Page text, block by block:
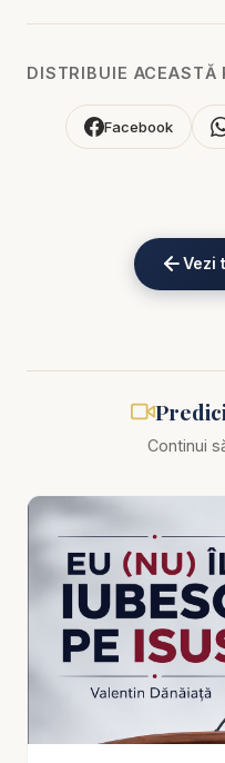
Mulțumim din inimă
eKV82sp3xNBFw/join
Pastor Valentin
predici creștine
doar ca să ne
„Nu mai avem timp!”
pentru efect, ci o
mai mult asupra
obișnuiește,
lucrurile esențiale
predică puternică și
Dănăiață transmite un
speranță: nu mai
DISTRIBUIE ACEASTĂ
Facebook
Vezi
Continui